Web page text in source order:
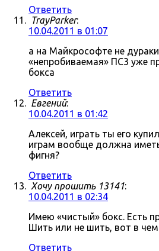
Ответить
TrayParker:
10.04.2011 в 01:07
а на Майкрософте не
«непробиваемая» ПС3 уже
бокса
Ответить
Евгений:
10.04.2011 в 01:42
Алексей, играть ты его
играм вообще должна
фигня?
Ответить
Хочу прошить 13141:
10.04.2011 в 02:34
Имею «чистый» бокс. Есть
Шить или не шить, вот в
Ответить